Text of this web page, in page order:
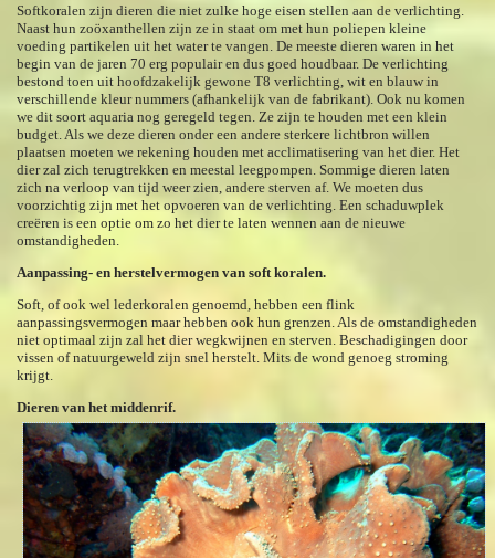
Softkoralen zijn dieren die niet zulke hoge eisen stellen aan de verlichting.
Naast hun zoöxanthellen zijn ze in staat om met hun poliepen kleine
voeding partikelen uit het water te vangen. De meeste dieren waren in het
begin van de jaren 70 erg populair en dus goed houdbaar. De verlichting
bestond toen uit hoofdzakelijk gewone T8 verlichting, wit en blauw in
verschillende kleur nummers (afhankelijk van de fabrikant). Ook nu komen
we dit soort aquaria nog geregeld tegen. Ze zijn te houden met een klein
budget. Als we deze dieren onder een andere sterkere lichtbron willen
plaatsen moeten we rekening houden met acclimatisering van het dier. Het
dier zal zich terugtrekken en meestal leegpompen. Sommige dieren laten
zich na verloop van tijd weer zien, andere sterven af. We moeten dus
voorzichtig zijn met het opvoeren van de verlichting. Een schaduwplek
creëren is een optie om zo het dier te laten wennen aan de nieuwe
omstandigheden.
Aanpassing- en herstelvermogen van soft koralen.
Soft, of ook wel lederkoralen genoemd, hebben een flink
aanpassingsvermogen maar hebben ook hun grenzen. Als de omstandigheden
niet optimaal zijn zal het dier wegkwijnen en sterven. Beschadigingen door
vissen of natuurgeweld zijn snel herstelt. Mits de wond genoeg stroming
krijgt.
Dieren van het middenrif.